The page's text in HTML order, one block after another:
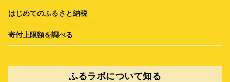
はじめてのふるさと納税
寄付上限額を調べる
ふるラボについて知る